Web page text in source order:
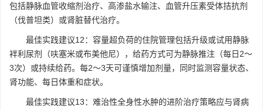
包括静脉血管收缩剂治疗、高渗盐水输注、血管升压素受体拮抗剂
（伐普坦类）或肾脏替代治疗。
最佳实践建议12：容量超负荷的住院管理包括升级或试用静脉
袢利尿剂（呋塞米或布美他尼），给药方式可为静脉推注（每日2～
3次）或持续给药。每2～3天可谨慎增加剂量，同时监测容量状态、
肾功能、每日体重和症状。
最佳实践建议13：难治性全身性水肿的进阶治疗策略应与肾病